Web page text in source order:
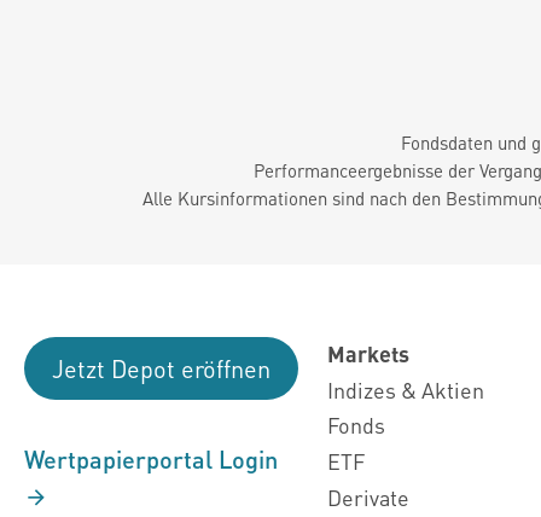
Fondsdaten und
Performanceergebnisse der
Alle Kursinformationen sind nach den
Jetzt Depot eröffnen
Wertpapierportal Login
Markets
Indizes & Aktien
Fonds
ETF
Derivate